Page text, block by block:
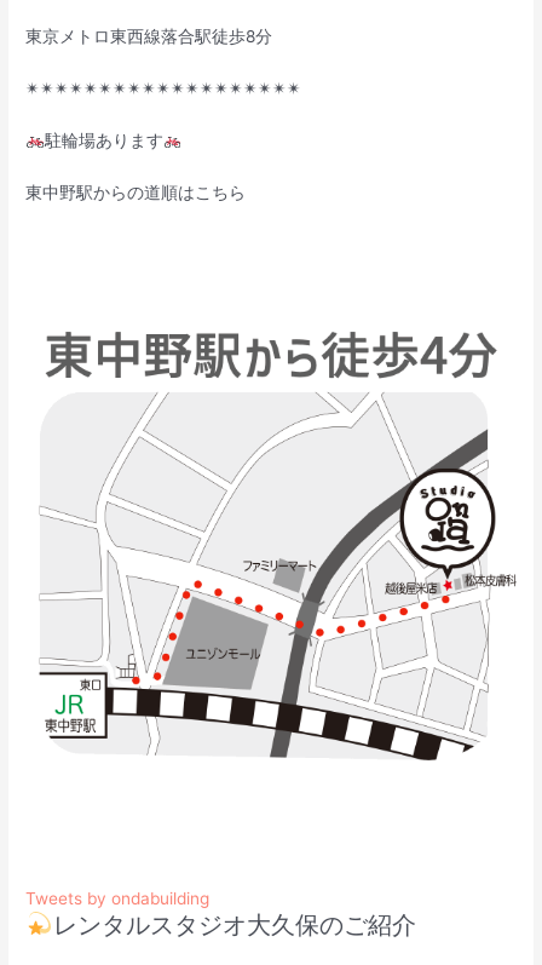
東京メトロ東西線落合駅徒歩8分
✴︎✴︎✴︎✴︎✴︎✴︎✴︎✴︎✴︎✴︎✴︎✴︎✴︎✴︎✴︎✴︎✴︎✴︎✴︎
駐輪場あります
東中野駅からの道順はこちら
Tweets by ondabuilding
レンタルスタジオ大久保のご紹介